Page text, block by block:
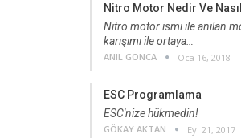
Nitro Motor Nedir Ve Nasıl
Nitro motor ismi ile anılan
karışımı ile ortaya…
ANIL GONCA Oca 16, 2018
ESC Programlama
ESC'nize hükmedin!
GÖKAY AKTAN Eyl 21, 2017